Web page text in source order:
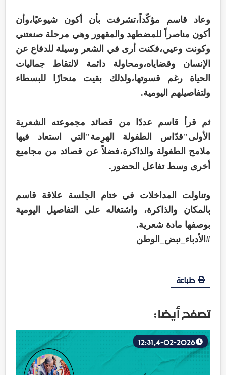
وعاد قاسم مؤكّداً،تشرفت بأن أكون شيوعيًا،وأن
أكون مناصراً للمضطهد والمقهور وهي مرحلة صنعتني
وكونت وعيي،فكنت أرى في الشعر وسيلة للدفاع عن
الإنسان وقضاياه،ومحاولة دائمة لالتقاط جماليات
الحياة رغم قسوتها،ولذلك بقيت منحازًا للبسطاء
ولتفاصيلهم اليومية.
ثم قرأ قاسم عددًا من قصائد مجموعته الشعرية
الأولى"قدّاس الطفولة الهرِمة"التي استعاد فيها
ملامح الطفولة والذاكرة،فضلاً عن قصائد من مجاميع
أخرى وسط تفاعل الحضور.
وتناولت المداخلات في ختام الجلسة علاقة قاسم
بالمكان والذاكرة، واشتغاله على التفاصيل اليومية
بوصفها مادة شعرية.
#الأدباء_نبض_الوطن
طباعة
تصفح أيضاً :